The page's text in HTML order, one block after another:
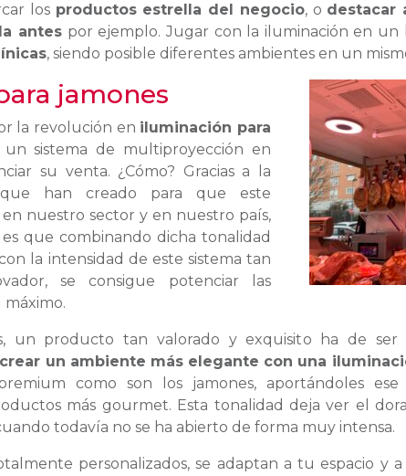
los productos estrella del negocio, o destacar
antes por ejemplo. Jugar con la iluminación en un
, siendo posible diferentes ambientes en un
jamones
la revolución en iluminación para
sistema de multiproyección en
su venta. ¿Cómo? Gracias a la
que han creado para que este
nuestro sector y en nuestro país,
que combinando dicha tonalidad
la intensidad de este sistema tan
se consigue potenciar las
un producto tan valorado y exquisito ha de
crear un ambiente más elegante con una
como son los jamones, aportándoles
más gourmet. Esta tonalidad deja ver el
todavía no se ha abierto de forma muy intensa.
personalizados, se adaptan a tu espacio y